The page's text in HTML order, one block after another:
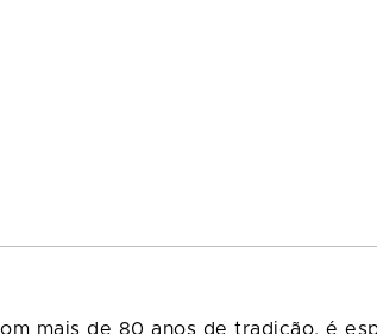
mais de 80 anos de tradição, é